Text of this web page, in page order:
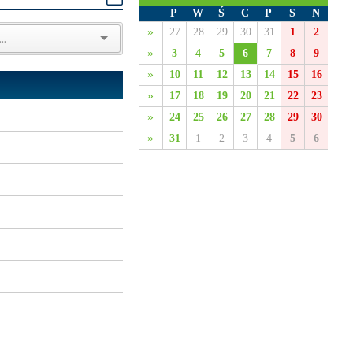
» 27 28 29 30 31 1 2
» 3 4 5 6 7 8 9
» 10 11 12 13 14 15 16
» 17 18 19 20 21 22 23
» 24 25 26 27 28 29 30
» 31 1 2 3 4 5 6
P W Ś C P S N